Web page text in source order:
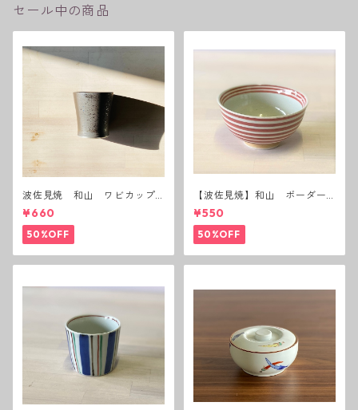
セール中の商品
波佐見焼 和山 ワビカップ
黒錆 3種(アウトレット）
¥660
50%OFF
【波佐見焼】和山 ボーダー
茶碗 赤
¥550
50%OFF